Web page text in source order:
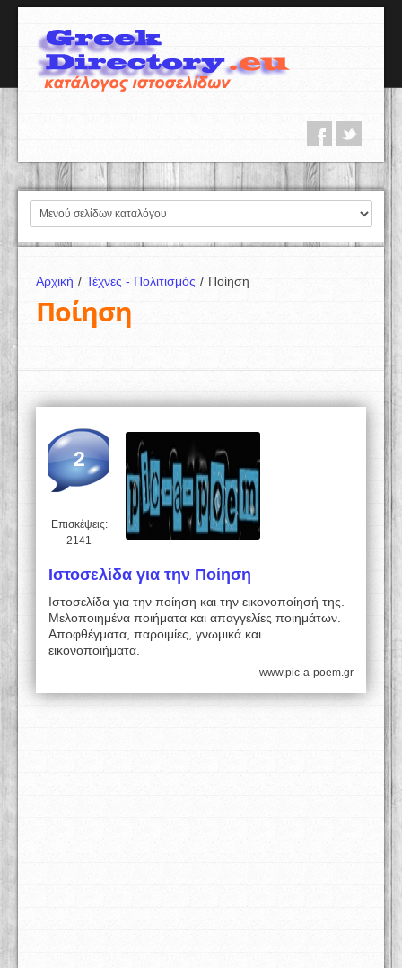
Αρχική / Τέχνες - Πολιτισμός / Ποίηση
Ποίηση
2
Επισκέψεις:
2141
Ιστοσελίδα για την Ποίηση
Ιστοσελίδα για την ποίηση και την εικονοποίησή της.
Μελοποιημένα ποιήματα και απαγγελίες ποιημάτων.
Αποφθέγματα, παροιμίες, γνωμικά και
εικονοποιήματα.
www.pic-a-poem.gr